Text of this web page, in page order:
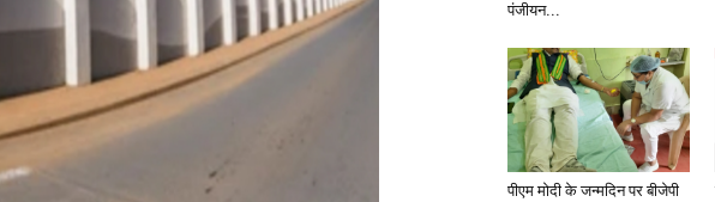
पंजीयन...
पीएम मोदी के जन्मदिन पर बीजेपी